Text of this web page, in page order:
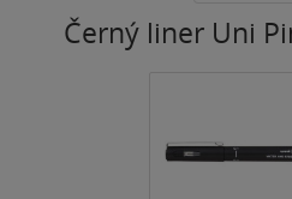
Černý liner Uni